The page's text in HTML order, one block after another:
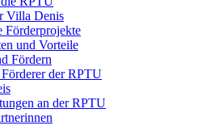
Villa Denis
Förderprojekte
und Vorteile
Fördern
der RPTU
an der RPTU